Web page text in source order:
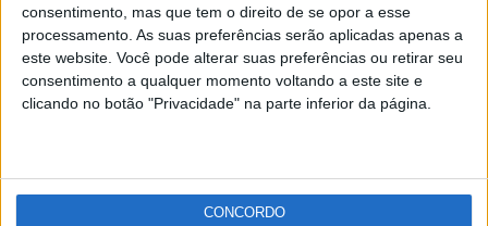
consentimento, mas que tem o direito de se opor a esse
processamento. As suas preferências serão aplicadas apenas a
este website. Você pode alterar suas preferências ou retirar seu
consentimento a qualquer momento voltando a este site e
clicando no botão "Privacidade" na parte inferior da página.
CONCORDO
RSS X